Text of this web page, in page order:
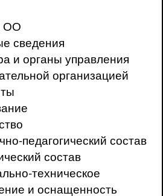
ОО
сведения
и органы управления
организацией
педагогический состав
состав
техническое
и оснащенность